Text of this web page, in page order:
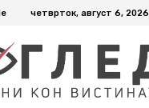
четврток, август 6, 2026